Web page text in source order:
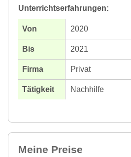
Unterrichtserfahrungen:
2020
2021
Privat
Nachhilfe
Meine Preise